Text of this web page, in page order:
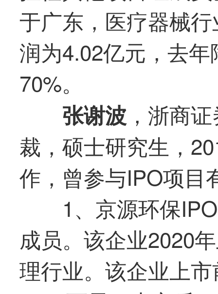
于广东，医疗器械
润为4.02亿元，去
70%。
张谢波 ，浙商
裁，硕士研究生，
作，曾参与IPO项目
1、京源环保
成员。该企业2020
理行业。该企业上